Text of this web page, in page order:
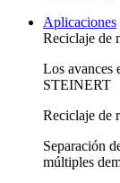
Aplicaciones
Reciclaje de
Los avances
STEINERT
Reciclaje de
Separación
múltiples